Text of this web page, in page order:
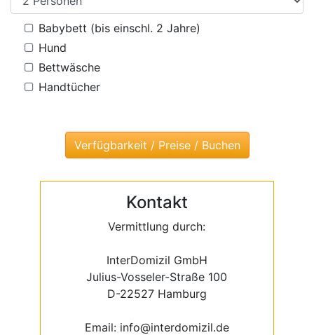
Babybett (bis einschl. 2 Jahre)
Hund
Bettwäsche
Handtücher
Kontakt
Vermittlung durch:
InterDomizil GmbH
Julius-Vosseler-Straße 100
D-22527 Hamburg
Email: info@interdomizil.de